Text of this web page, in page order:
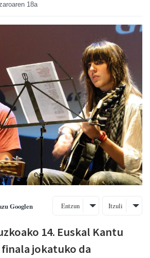
18a
Googlen Entzun Itzuli
14. Euskal Kantu
jokatuko da